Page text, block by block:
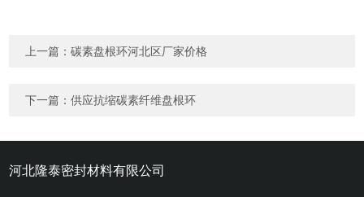
上一篇：碳素盘根环河北区厂家价格
下一篇：供应抗缩碳素纤维盘根环
河北隆泰密封材料有限公司